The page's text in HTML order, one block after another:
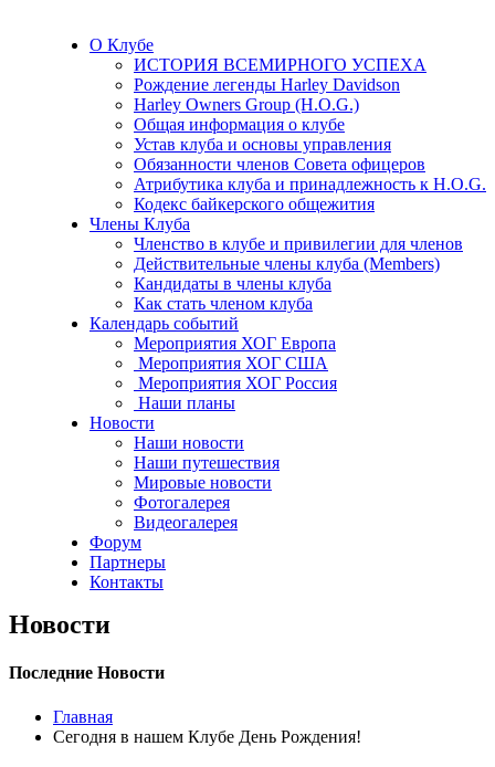
О Клубе
ИСТОРИЯ ВСЕМИРНОГО УСПЕХА
Рождение легенды Harley Davidson
Harley Owners Group (H.O.G.)
Общая информация о клубе
Устав клуба и основы управления
Обязанности членов Совета офицеров
Атрибутика клуба и принадлежность к H.O.G.
Кодекс байкерского общежития
Члены Клуба
Членство в клубе и привилегии для членов
Действительные члены клуба (Members)
Кандидаты в члены клуба
Как стать членом клуба
Календарь событий
Мероприятия ХОГ Европа
Мероприятия ХОГ США
Мероприятия ХОГ Россия
Наши планы
Новости
Наши новости
Наши путешествия
Мировые новости
Фотогалерея
Видеогалерея
Форум
Партнеры
Контакты
Новости
Последние Новости
Главная
Сегодня в нашем Клубе День Рождения!